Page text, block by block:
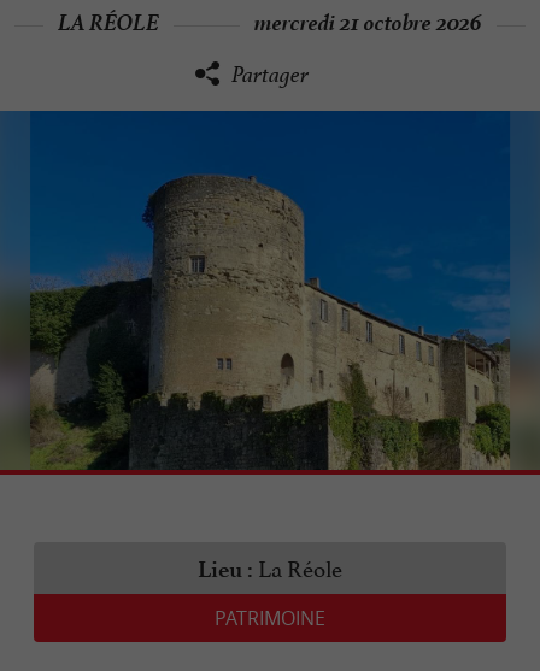
LA RÉOLE mercredi 21 octobre 2026
Partager
Lieu : La Réole
PATRIMOINE